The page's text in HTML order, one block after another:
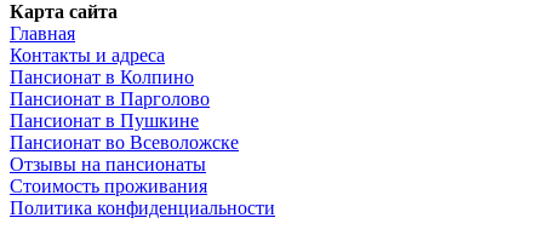
Карта сайта
Главная
Контакты и адреса
Пансионат в Колпино
Пансионат в Парголово
Пансионат в Пушкине
Пансионат во Всеволожске
Отзывы на пансионаты
Стоимость проживания
Политика конфиденциальности